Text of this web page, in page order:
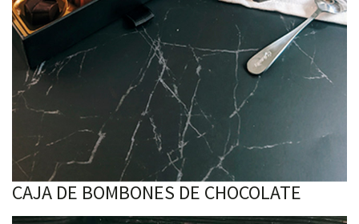
CAJA DE BOMBONES DE CHOCOLATE